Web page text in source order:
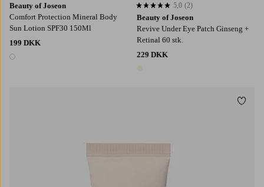
Beauty of Joseon
Comfort Protection Mineral Body
Sun Lotion SPF30 150Ml
199 DKK
1 farve
Beauty of Joseon
Revive Under Eye Patch Ginseng +
Retinal 60 stk.
229 DKK
5,0 baseret på 2 bedømmelser
5,0 (2)